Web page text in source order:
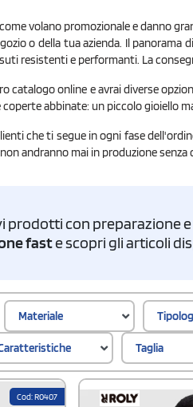
volano promozionale e danno
o della tua azienda. Il
resistenti e performanti. La
online e avrai diverse
abbinate: un piccolo gioiello
che ti segue in ogni fase
andranno mai in produzione
prodotti con preparazione
faste scopri gli articoli
Materiale
Taglia
Cod: R0407